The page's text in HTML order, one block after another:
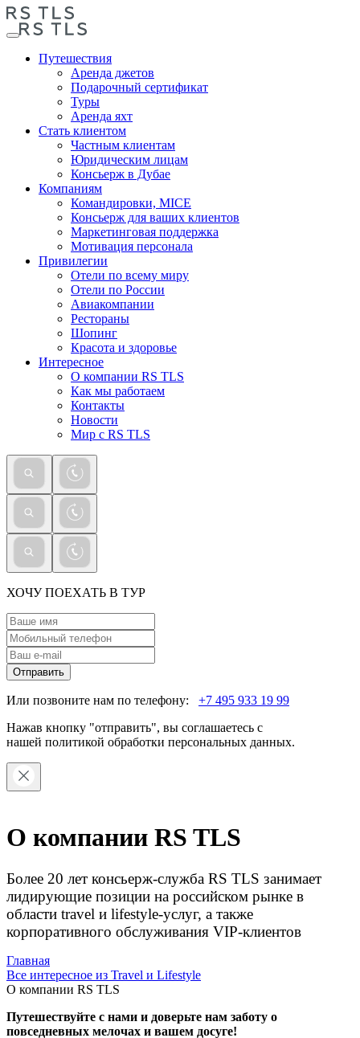
Путешествия
Аренда джетов
Подарочный сертификат
Туры
Аренда яхт
Стать клиентом
Частным клиентам
Юридическим лицам
Консьерж в Дубае
Компаниям
Командировки, MICE
Консьерж для ваших клиентов
Маркетинговая поддержка
Мотивация персонала
Привилегии
Отели по всему миру
Отели по России
Авиакомпании
Рестораны
Шопинг
Красота и здоровье
Интересное
О компании RS TLS
Как мы работаем
Контакты
Новости
Мир с RS TLS
ХОЧУ ПОЕХАТЬ В ТУР
Отправить
Или позвоните нам по телефону: +7 495 933 19 99
Нажав кнопку "отправить", вы соглашаетесь с
нашей политикой обработки персональных данных.
О компании RS TLS
Более 20 лет консьерж-служба RS TLS занимает
лидирующие позиции на российском рынке в
области travel и lifestyle-услуг, а также
корпоративного обслуживания VIP-клиентов
Главная
Все интересное из Travel и Lifestyle
О компании RS TLS
Путешествуйте с нами и доверьте нам заботу о
повседневных мелочах и вашем досуге!